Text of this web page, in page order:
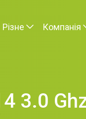
Різне Компанія
3.0